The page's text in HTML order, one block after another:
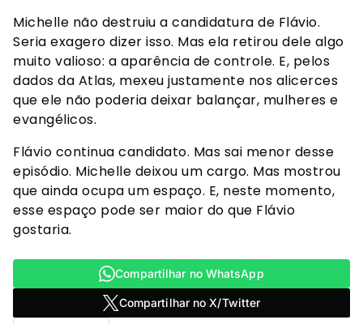
Michelle não destruiu a candidatura de Flávio.
Seria exagero dizer isso. Mas ela retirou dele algo
muito valioso: a aparência de controle. E, pelos
dados da Atlas, mexeu justamente nos alicerces
que ele não poderia deixar balançar, mulheres e
evangélicos.
Flávio continua candidato. Mas sai menor desse
episódio. Michelle deixou um cargo. Mas mostrou
que ainda ocupa um espaço. E, neste momento,
esse espaço pode ser maior do que Flávio
gostaria.
Compartilhar no WhatsApp
Compartilhar no X/Twitter